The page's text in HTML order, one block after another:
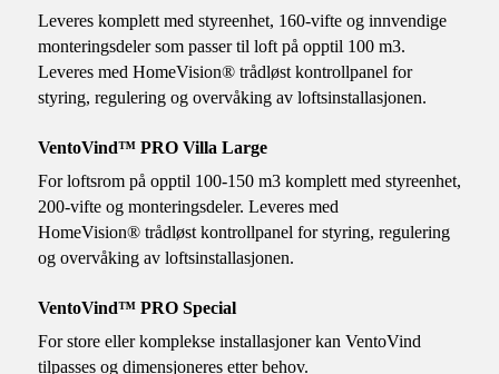
Leveres komplett med styreenhet, 160-vifte og innvendige
monteringsdeler som passer til loft på opptil 100 m3.
Leveres med HomeVision® trådløst kontrollpanel for
styring, regulering og overvåking av loftsinstallasjonen.
VentoVind™ PRO Villa Large
For loftsrom på opptil 100-150 m3 komplett med styreenhet,
200-vifte og monteringsdeler. Leveres med
HomeVision® trådløst kontrollpanel for styring, regulering
og overvåking av loftsinstallasjonen.
VentoVind™ PRO Special
For store eller komplekse installasjoner kan VentoVind
tilpasses og dimensjoneres etter behov.